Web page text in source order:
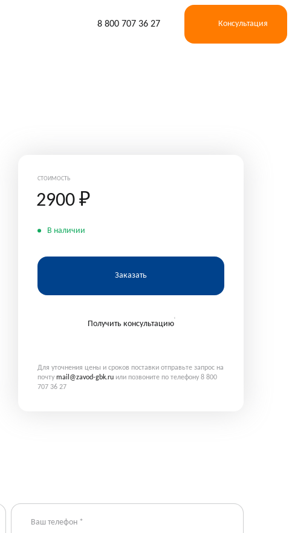
8 800 707 36 27 Консультация
СТОИМОСТЬ
2900 ₽
В наличии
Заказать
Получить консультацию
Для уточнения цены и сроков поставки отправьте запрос на
почту mail@zavod-gbk.ruили позвоните по телефону 8 800
707 36 27